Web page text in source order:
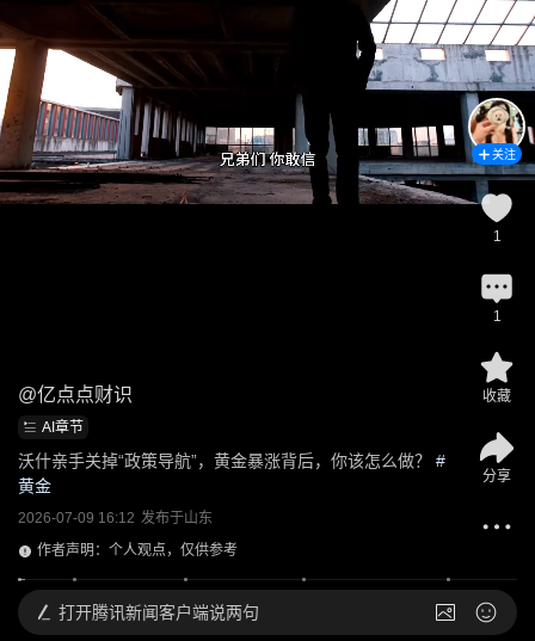
@亿点点财识
AI章节
沃什亲手关掉“政策导航”，黄金暴涨背后，你该怎么做？
#
黄金
2026-07-09 16:12 发布于山东
作者声明：个人观点，仅供参考
关注
1
1
收藏
分享
打开腾讯新闻客户端说两句